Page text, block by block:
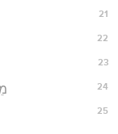
21
22
23
24
25